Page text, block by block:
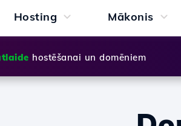
Hosting Mākonis
hostēšanai un domēniem